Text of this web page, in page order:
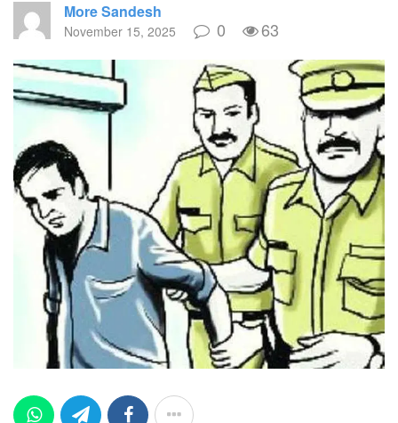
More Sandesh
November 15, 2025 0 63